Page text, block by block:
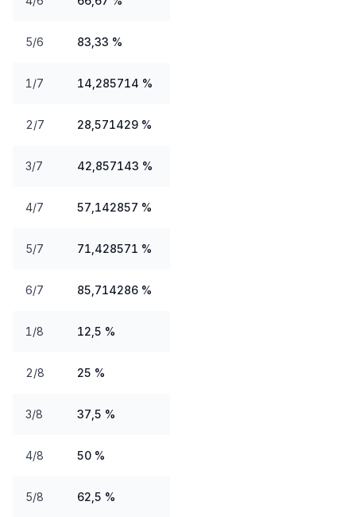
5/6 83,33 %
1/7 14,285714 %
2/7 28,571429 %
3/7 42,857143 %
4/7 57,142857 %
5/7 71,428571 %
6/7 85,714286 %
1/8 12,5 %
2/8 25 %
3/8 37,5 %
4/8 50 %
5/8 62,5 %